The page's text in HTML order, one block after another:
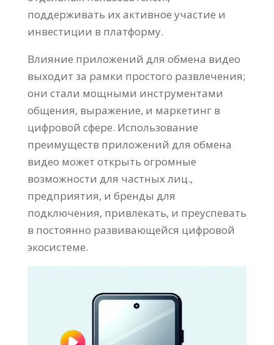
поддерживать их активное участие и
инвестиции в платформу.
Влияние приложений для обмена видео
выходит за рамки простого развлечения;
они стали мощными инструментами
общения, выражение, и маркетинг в
цифровой сфере. Использование
преимуществ приложений для обмена
видео может открыть огромные
возможности для частных лиц.,
предприятия, и бренды для
подключения, привлекать, и преуспевать
в постоянно развивающейся цифровой
экосистеме.